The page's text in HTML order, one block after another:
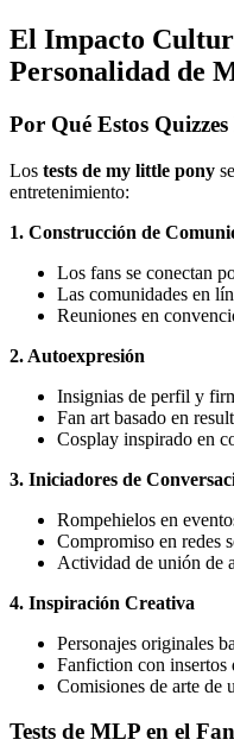
El Impacto
Personalidad de
Por Qué Estos
Los tests de my little pony
entretenimiento:
1. Construcción de
Los fans se conectan
Las comunidades en
Reuniones en
2. Autoexpresión
Insignias de perfil y
Fan art basado en
Cosplay inspirado en
3. Iniciadores de
Rompehielos en
Compromiso en redes
Actividad de unión de
4. Inspiración Creativa
Personajes originales
Fanfiction con insertos
Comisiones de arte de
Tests de MLP en el